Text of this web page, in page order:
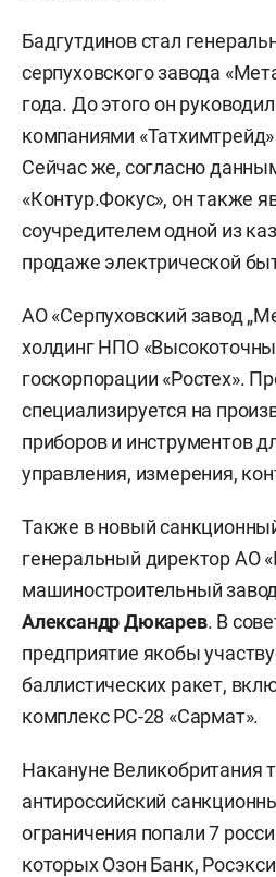
Бадгутдинов стал
серпуховского завода
года. До этого он
компаниями
Сейчас же, согласно
«Контур.Фокус», он также
соучредителем одной из
продаже электрической
АО «Серпуховский завод
холдинг НПО
госкорпорации «Ростех».
специализируется на
приборов и инструментов
управления, измерения,
Также в новый
генеральный директор АО
машиностроительный
Александр Дюкарев. В
предприятие якобы
баллистических ракет,
комплекс РС-28 «Сармат».
Накануне Великобритания
антироссийский
ограничения попали 7
которых Озон Банк,